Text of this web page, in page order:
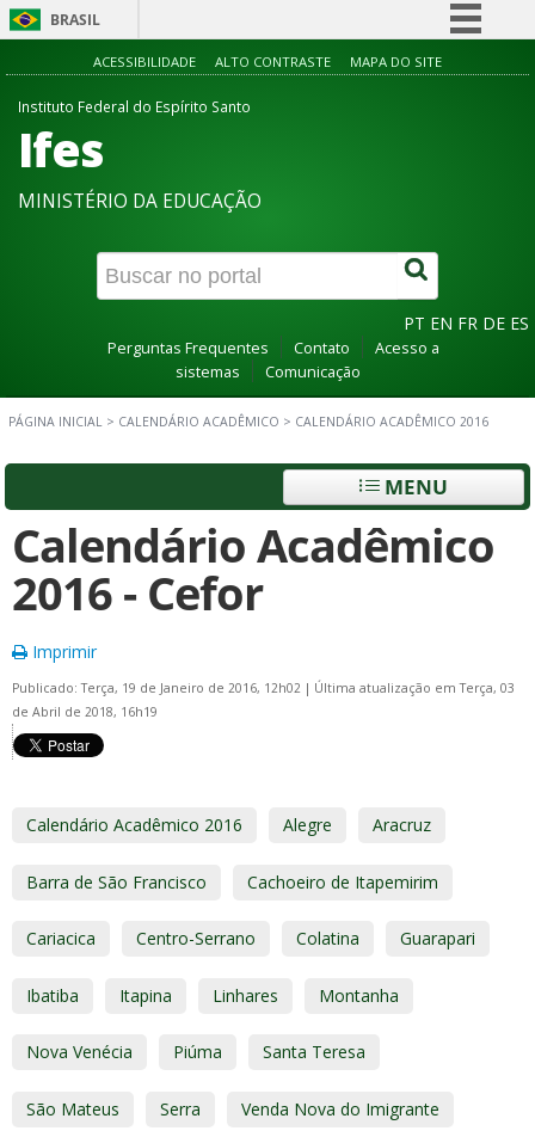
BRASIL
Simplifique!
Canais
ACESSIBILIDADE ALTO CONTRASTE MAPA DO SITE
Instituto Federal do Espírito Santo
Ifes
MINISTÉRIO DA EDUCAÇÃO
PT EN FR DE ES
Perguntas Frequentes Contato
Acesso a
sistemas
Comunicação
PÁGINA INICIAL > CALENDÁRIO ACADÊMICO > CALENDÁRIO ACADÊMICO 2016
MENU
Calendário Acadêmico
2016 - Cefor
Imprimir
Publicado: Terça, 19 de Janeiro de 2016, 12h02 | Última atualização em Terça, 03
de Abril de 2018, 16h19
Calendário Acadêmico 2016 Alegre Aracruz
Barra de São Francisco Cachoeiro de Itapemirim
Cariacica Centro-Serrano Colatina Guarapari
Ibatiba Itapina Linhares Montanha
Nova Venécia Piúma Santa Teresa
São Mateus Serra Venda Nova do Imigrante